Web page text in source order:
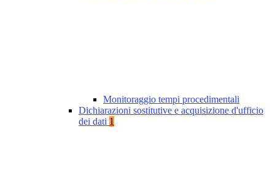
Monitoraggio tempi procedimentali
Dichiarazioni sostitutive e acquisizione d'ufficio
dei dati 1